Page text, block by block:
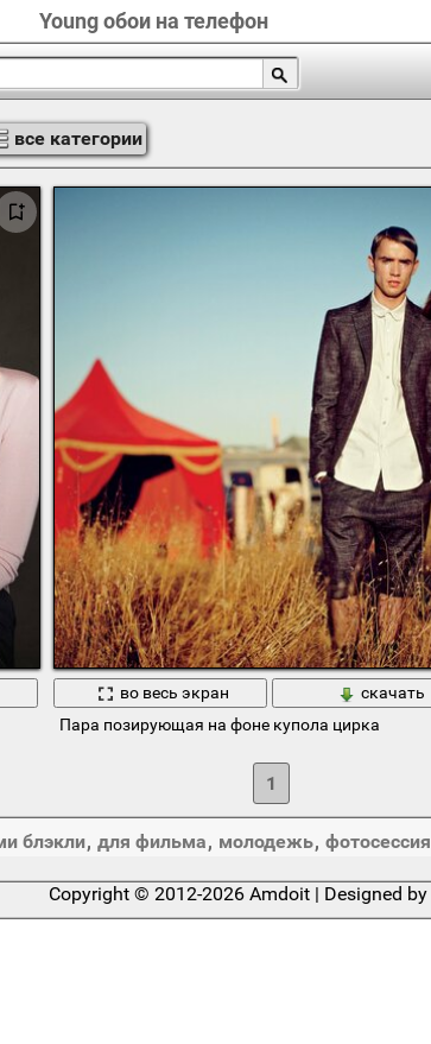
Young обои на телефон
все категории
во весь экран
скачать
Пара позирующая на фоне купола цирка
1
блэкли, для фильма, молодежь, фотосессия
Copyright © 2012-2026 Amdoit | Designed by